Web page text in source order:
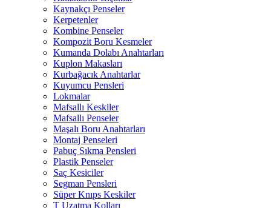
Kaynakçı Penseler
Kerpetenler
Kombine Penseler
Kompozit Boru Kesmeler
Kumanda Dolabı Anahtarları
Kuplon Makasları
Kurbağacık Anahtarlar
Kuyumcu Pensleri
Lokmalar
Mafsallı Keskiler
Mafsallı Penseler
Maşalı Boru Anahtarları
Montaj Penseleri
Pabuç Sıkma Pensleri
Plastik Penseler
Saç Kesiciler
Segman Pensleri
Süper Knıps Keskiler
T Uzatma Kolları